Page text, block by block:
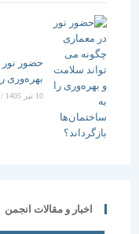
حضور نور در
بهره‌وری را به
/ ۰ دیدگاه
اخبار و مقالات انجمن